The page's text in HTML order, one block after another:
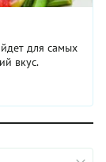
для самых
вкус.